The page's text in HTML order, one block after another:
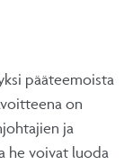
pääteemoista
on
ja
he voivat luoda